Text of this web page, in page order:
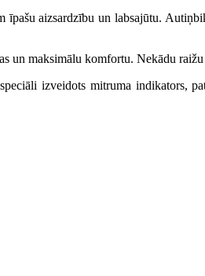
aizsardzību un labsajūtu.
un maksimālu komfortu. Nekādu
izveidots mitruma indikators,